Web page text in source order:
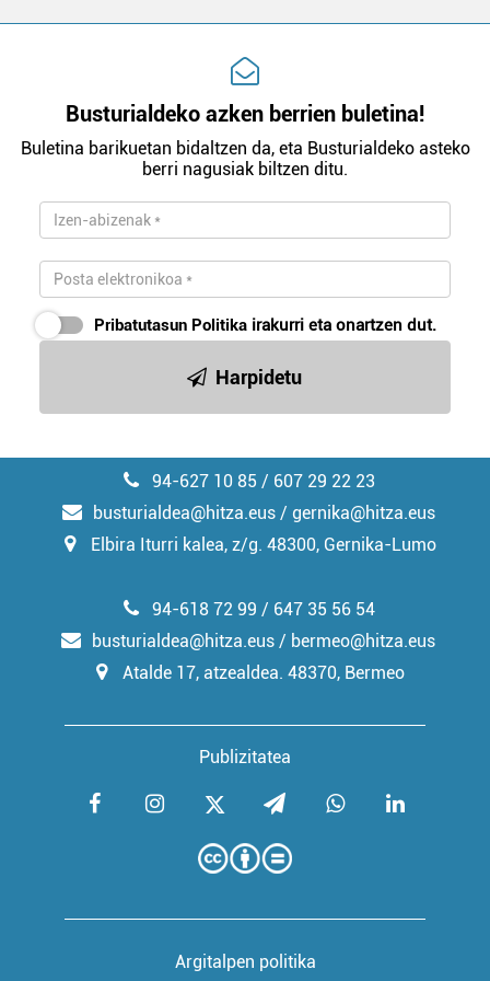
Busturialdeko azken berrien buletina!
Buletina barikuetan bidaltzen da, eta Busturialdeko asteko
berri nagusiak biltzen ditu.
Pribatutasun Politika irakurri eta onartzen dut.
Harpidetu
94-627 10 85 / 607 29 22 23
busturialdea@hitza.eus / gernika@hitza.eus
Elbira Iturri kalea, z/g. 48300, Gernika-Lumo
Publizitatea
94-618 72 99 / 647 35 56 54
busturialdea@hitza.eus / bermeo@hitza.eus
Atalde 17, atzealdea. 48370, Bermeo
Argitalpen politika